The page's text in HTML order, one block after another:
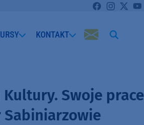
KONTAKT
Swoje prace
Sabiniarzowie